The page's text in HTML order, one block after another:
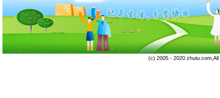
(c) 2005 - 2020